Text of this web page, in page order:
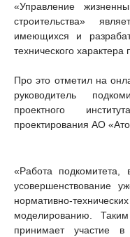
«Управление
строительства»
имеющихся и
технического
Про это отметил на
руководитель
проектного
проектирования АО
«Работа
усовершенствование
нормативно-
моделированию.
принимает участие